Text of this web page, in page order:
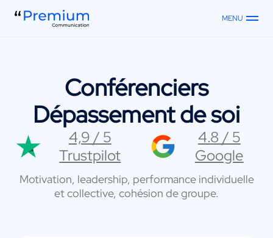
MENU
Conférenciers
Dépassement de soi
4,9 / 5
Trustpilot
4.8 / 5
Google
Motivation, leadership, performance individuelle
et collective, cohésion de groupe.